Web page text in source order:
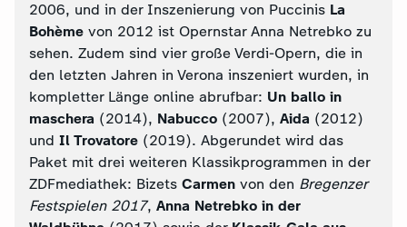
2006, und in der Inszenierung von Puccinis La
Bohème von 2012 ist Opernstar Anna Netrebko zu
sehen. Zudem sind vier große Verdi-Opern, die in
den letzten Jahren in Verona inszeniert wurden, in
kompletter Länge online abrufbar: Un ballo in
maschera (2014), Nabucco (2007), Aida (2012)
und Il Trovatore (2019). Abgerundet wird das
Paket mit drei weiteren Klassikprogrammen in der
ZDFmediathek: Bizets Carmen von den Bregenzer
Festspielen 2017, Anna Netrebko in der